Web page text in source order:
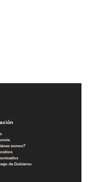
somos?
de Gobierno